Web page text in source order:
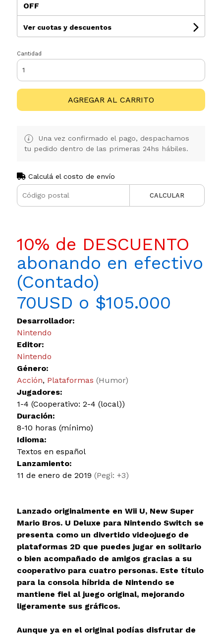
OFF
Ver cuotas y descuentos
Cantidad
AGREGAR AL CARRITO
Una vez confirmado el pago, despachamos
tu pedido dentro de las primeras 24hs hábiles.
Calculá el costo de envío
CALCULAR
10% de DESCUENTO
abonando en efectivo
(Contado)
70USD o $105.000
Desarrollador:
Nintendo
Editor:
Nintendo
Género:
Acción, Plataformas (Humor)
Jugadores:
1-4 (Cooperativo: 2-4 (local))
Duración:
8-10 horas (mínimo)
Idioma:
Textos en español
Lanzamiento:
11 de enero de 2019 (Pegi: +3)
Lanzado originalmente en Wii U, New Super
Mario Bros. U Deluxe para Nintendo Switch se
presenta como un divertido videojuego de
plataformas 2D que puedes jugar en solitario
o bien acompañado de amigos gracias a su
cooperativo para cuatro personas. Este título
para la consola híbrida de Nintendo se
mantiene fiel al juego original, mejorando
ligeramente sus gráficos.
Aunque ya en el original podías disfrutar de